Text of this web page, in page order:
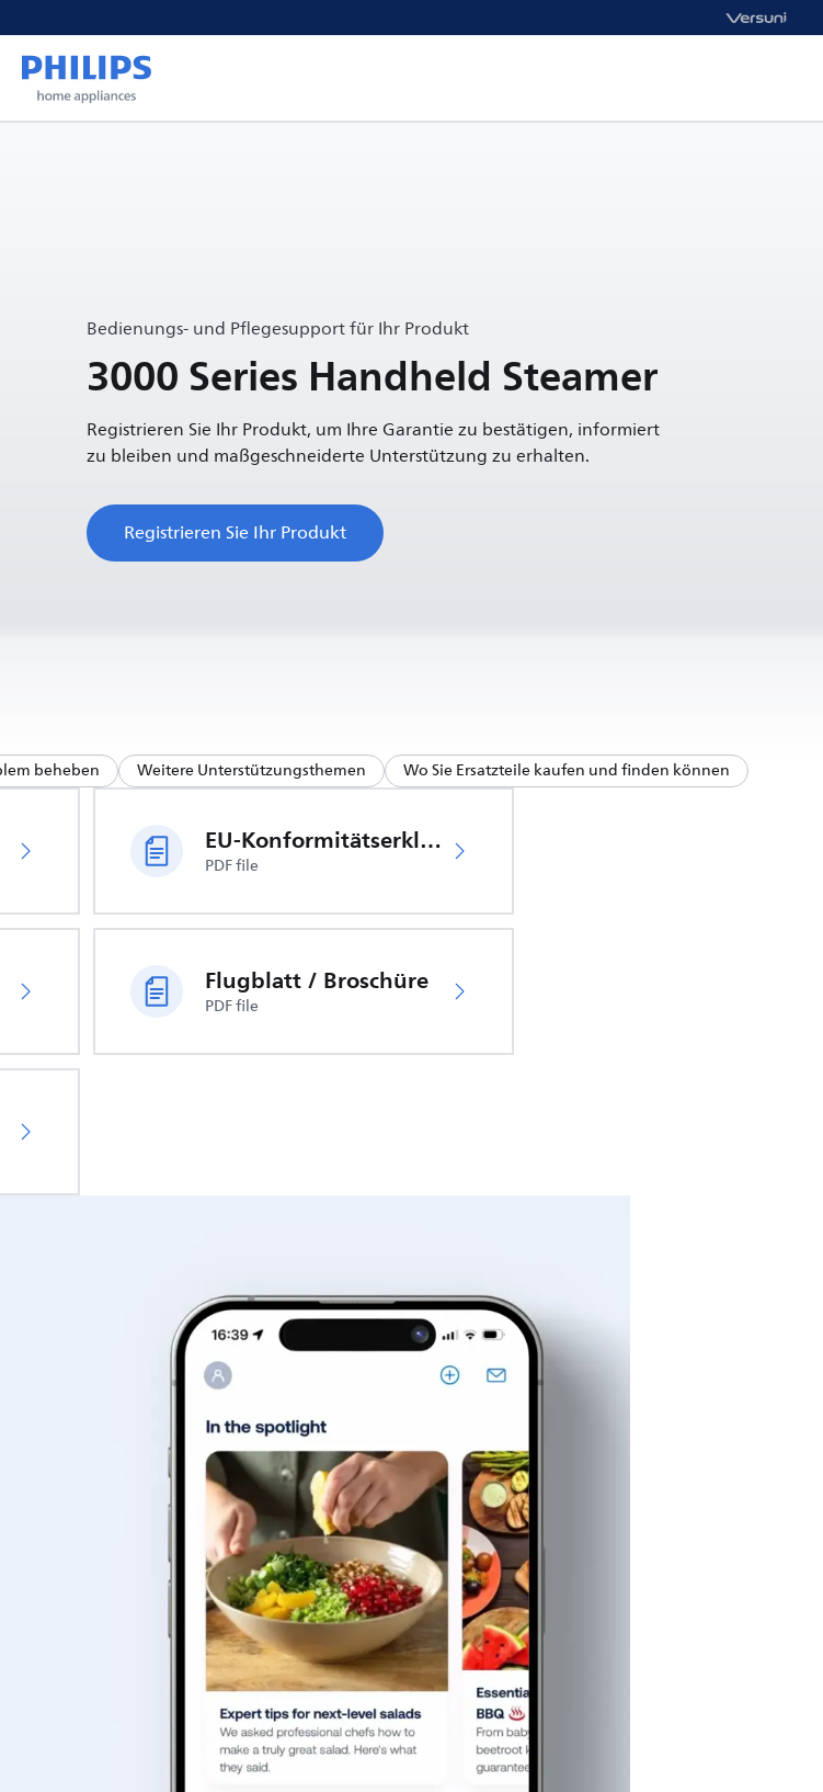
Bedienungs- und Pflegesupport für Ihr Produkt
3000 Series Handheld Steamer
Registrieren Sie Ihr Produkt, um Ihre Garantie zu bestätigen, informiert
zu bleiben und maßgeschneiderte Unterstützung zu erhalten.
Registrieren Sie Ihr Produkt
beheben Weitere Unterstützungsthemen Wo Sie Ersatzteile kaufen und finden können
EU-Konformitätserklärung
PDF file
Flugblatt / Broschüre
PDF file